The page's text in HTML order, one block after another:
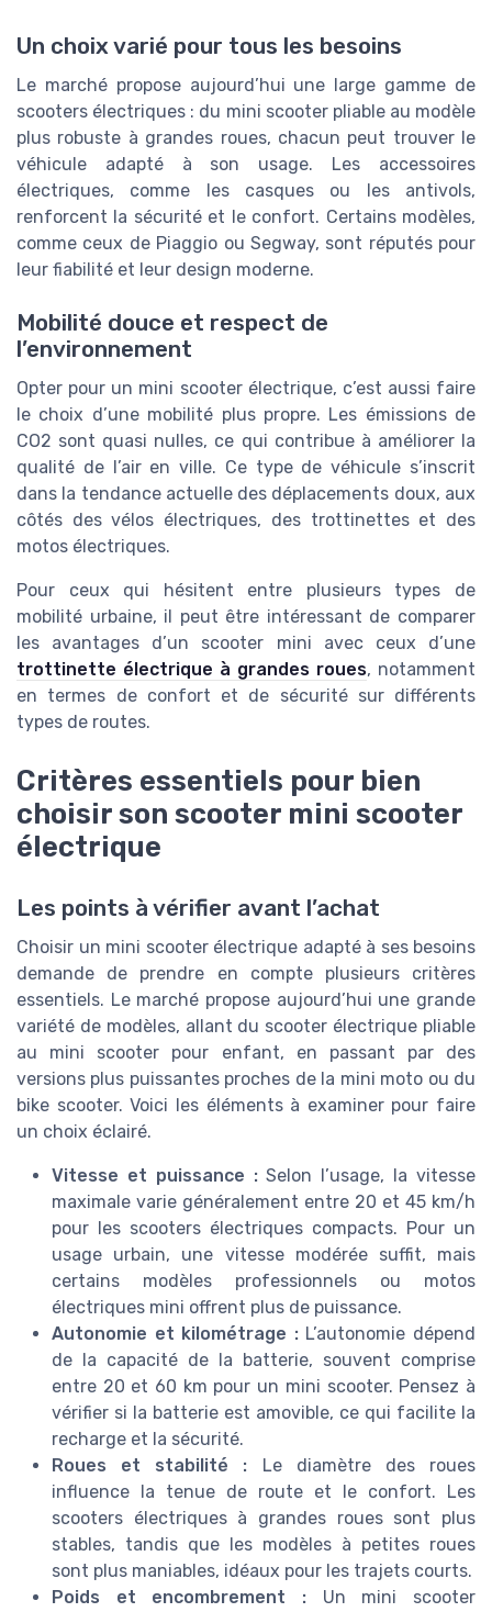
Un choix varié pour tous les besoins
Le marché propose aujourd’hui une large gamme de
scooters électriques : du mini scooter pliable au modèle
plus robuste à grandes roues, chacun peut trouver le
véhicule adapté à son usage. Les accessoires
électriques, comme les casques ou les antivols,
renforcent la sécurité et le confort. Certains modèles,
comme ceux de Piaggio ou Segway, sont réputés pour
leur fiabilité et leur design moderne.
Mobilité douce et respect de
l’environnement
Opter pour un mini scooter électrique, c’est aussi faire
le choix d’une mobilité plus propre. Les émissions de
CO2 sont quasi nulles, ce qui contribue à améliorer la
qualité de l’air en ville. Ce type de véhicule s’inscrit
dans la tendance actuelle des déplacements doux, aux
côtés des vélos électriques, des trottinettes et des
motos électriques.
Pour ceux qui hésitent entre plusieurs types de
mobilité urbaine, il peut être intéressant de comparer
les avantages d’un scooter mini avec ceux d’une
trottinette électrique à grandes roues, notamment
en termes de confort et de sécurité sur différents
types de routes.
Critères essentiels pour bien
choisir son scooter mini scooter
électrique
Les points à vérifier avant l’achat
Choisir un mini scooter électrique adapté à ses besoins
demande de prendre en compte plusieurs critères
essentiels. Le marché propose aujourd’hui une grande
variété de modèles, allant du scooter électrique pliable
au mini scooter pour enfant, en passant par des
versions plus puissantes proches de la mini moto ou du
bike scooter. Voici les éléments à examiner pour faire
un choix éclairé.
Vitesse et puissance :Selon l’usage, la vitesse
maximale varie généralement entre 20 et 45 km/h
pour les scooters électriques compacts. Pour un
usage urbain, une vitesse modérée suffit, mais
certains modèles professionnels ou motos
électriques mini offrent plus de puissance.
Autonomie et kilométrage :L’autonomie dépend
de la capacité de la batterie, souvent comprise
entre 20 et 60 km pour un mini scooter. Pensez à
vérifier si la batterie est amovible, ce qui facilite la
recharge et la sécurité.
Roues et stabilité : Le diamètre des roues
influence la tenue de route et le confort. Les
scooters électriques à grandes roues sont plus
stables, tandis que les modèles à petites roues
sont plus maniables, idéaux pour les trajets courts.
Poids et encombrement : Un mini scooter